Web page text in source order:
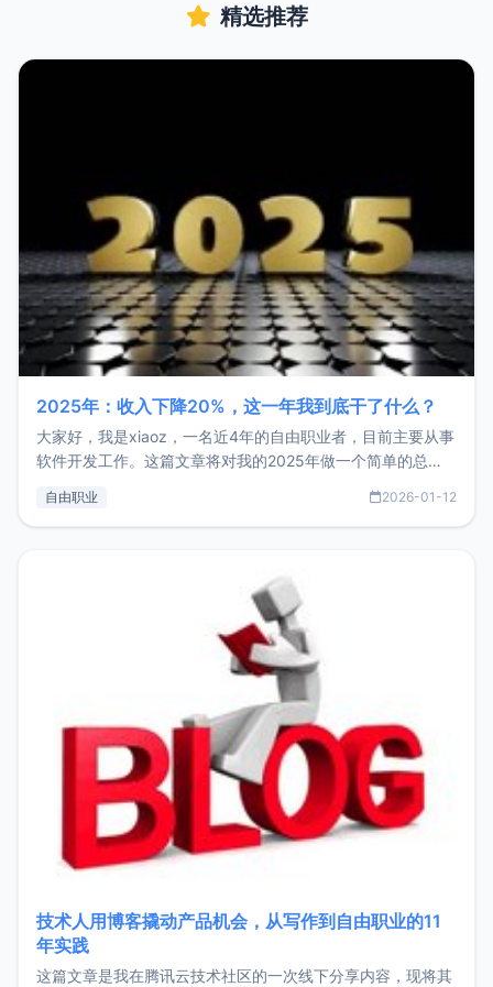
精选推荐
2025年：收入下降20%，这一年我到底干了什么？
大家好，我是xiaoz，一名近4年的自由职业者，目前主要从事
软件开发工作。这篇文章将对我的2025年做一个简单的总
收入下降20%，但却过得很充实，2026年不求突破，但求保
自由职业 2026-01-12
技术人用博客撬动产品机会，从写作到自由职业的11
年实践
这篇文章是我在腾讯云技术社区的一次线下分享内容，现将其